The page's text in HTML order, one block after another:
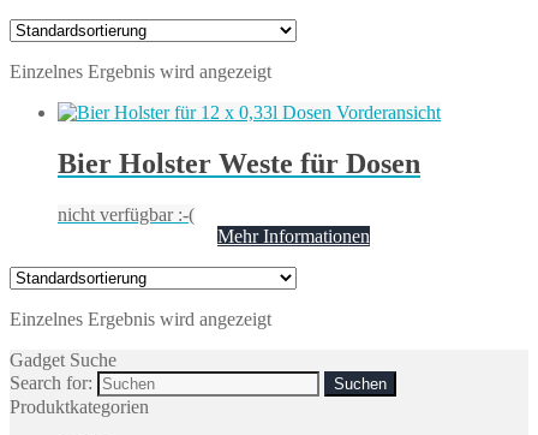
Einzelnes Ergebnis wird angezeigt
Bier Holster Weste für Dosen
nicht verfügbar :-(
Mehr Informationen
Einzelnes Ergebnis wird angezeigt
Gadget Suche
Search for:
Produktkategorien